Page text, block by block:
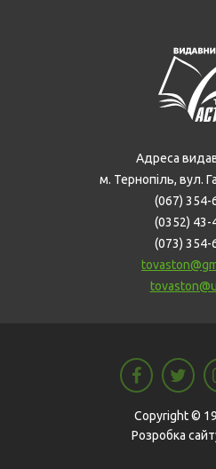
Адреса
м. Тернопіль, вул.
(067) 354-
(0352) 43-
(073) 354-
Copyright ©
Розробка